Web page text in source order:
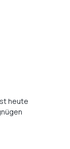
heute